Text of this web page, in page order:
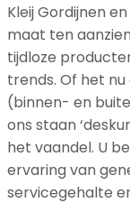
Kleij Gordijnen
maat ten
tijdloze
trends. Of het
(binnen- en
ons staan
het vaandel. U
ervaring van
servicegehalte